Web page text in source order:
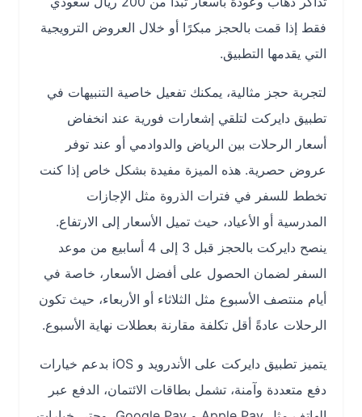
فقط إذا قمت بالحجز مبكرًا أو خلال العروض الترويجية
التي يقدمها التطبيق.
لتجربة حجز مثالية، يمكنك تفعيل خاصية التنبيهات في
تطبيق دايركت لتلقي إشعارات فورية عند انخفاض
أسعار الرحلات بين الرياض والدوادمي أو عند توفر
عروض حصرية. هذه الميزة مفيدة بشكل خاص إذا كنت
تخطط للسفر في فترات الذروة مثل الإجازات
المدرسية أو الأعياد، حيث تميل الأسعار إلى الارتفاع.
ينصح دايركت بالحجز قبل 3 إلى 4 أسابيع من موعد
السفر لضمان الحصول على أفضل الأسعار، خاصة في
أيام منتصف الأسبوع مثل الثلاثاء أو الأربعاء، حيث تكون
الرحلات عادةً أقل تكلفة مقارنة بعطلات نهاية الأسبوع.
يتميز تطبيق دايركت على الأندرويد و iOS بدعم خيارات
دفع متعددة وآمنة، تشمل بطاقات الائتمان، الدفع عبر